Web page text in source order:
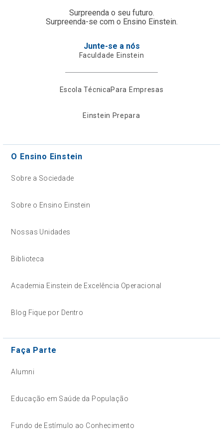
Surpreenda o seu futuro.
Surpreenda-se com o Ensino Einstein.
Junte-se a nós
Faculdade Einstein
Escola TécnicaPara Empresas
Einstein Prepara
O Ensino Einstein
Sobre a Sociedade
Sobre o Ensino Einstein
Nossas Unidades
Biblioteca
Academia Einstein de Excelência Operacional
Blog Fique por Dentro
Faça Parte
Alumni
Educação em Saúde da População
Fundo de Estímulo ao Conhecimento